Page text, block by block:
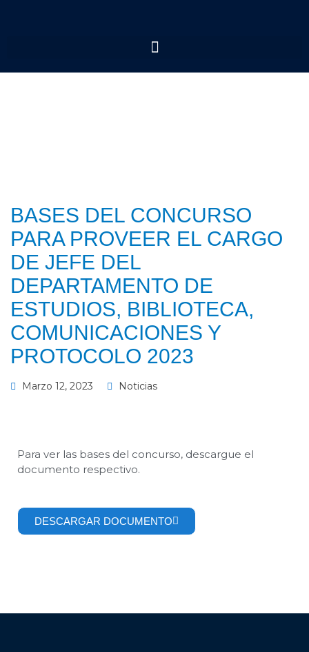
BASES DEL CONCURSO
PARA PROVEER EL CARGO
DE JEFE DEL
DEPARTAMENTO DE
ESTUDIOS, BIBLIOTECA,
COMUNICACIONES Y
PROTOCOLO 2023
Marzo 12, 2023 Noticias
Para ver las bases del concurso, descargue el
documento respectivo.
DESCARGAR DOCUMENTO